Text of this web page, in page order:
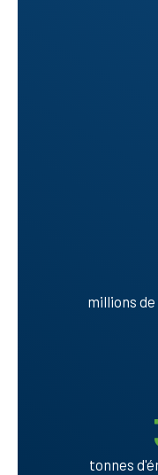
millions
tonnes